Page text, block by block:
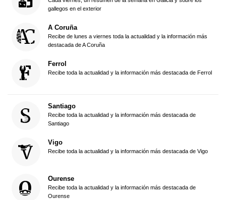
gallegos en el exterior
A Coruña
Recibe de lunes a viernes toda la actualidad y la información más
destacada de A Coruña
Ferrol
Recibe toda la actualidad y la información más destacada de Ferrol
Santiago
Recibe toda la actualidad y la información más destacada de
Santiago
Vigo
Recibe toda la actualidad y la información más destacada de Vigo
Ourense
Recibe toda la actualidad y la información más destacada de
Ourense